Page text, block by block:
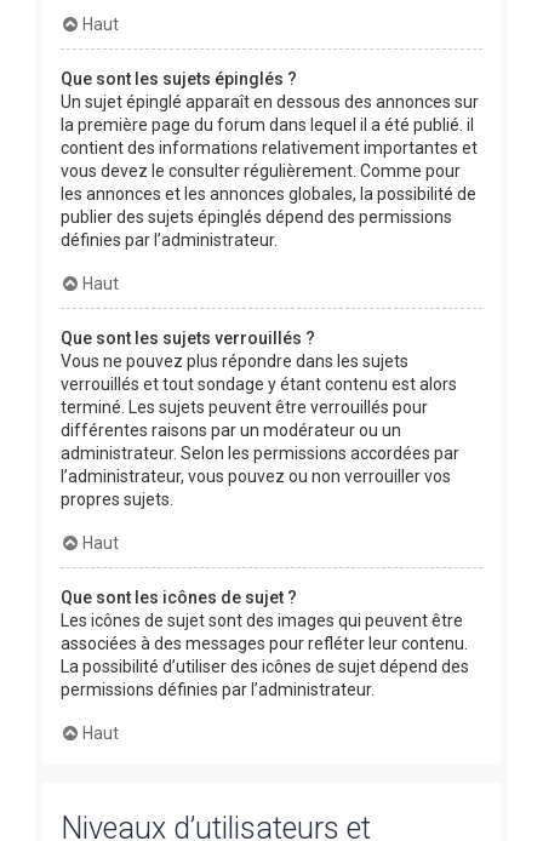
Haut
Que sont les sujets épinglés ?
Un sujet épinglé apparaît en dessous des annonces sur
la première page du forum dans lequel il a été publié. il
contient des informations relativement importantes et
vous devez le consulter régulièrement. Comme pour
les annonces et les annonces globales, la possibilité de
publier des sujets épinglés dépend des permissions
définies par l’administrateur.
Haut
Que sont les sujets verrouillés ?
Vous ne pouvez plus répondre dans les sujets
verrouillés et tout sondage y étant contenu est alors
terminé. Les sujets peuvent être verrouillés pour
différentes raisons par un modérateur ou un
administrateur. Selon les permissions accordées par
l’administrateur, vous pouvez ou non verrouiller vos
propres sujets.
Haut
Que sont les icônes de sujet ?
Les icônes de sujet sont des images qui peuvent être
associées à des messages pour refléter leur contenu.
La possibilité d’utiliser des icônes de sujet dépend des
permissions définies par l’administrateur.
Haut
Niveaux d’utilisateurs et